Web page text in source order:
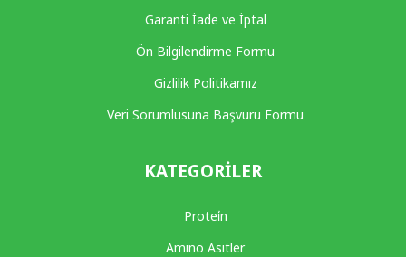
Garanti İade ve İptal
Ön Bilgilendirme Formu
Gizlilik Politikamız
Veri Sorumlusuna Başvuru Formu
KATEGORILER
Protei̇n
Amino Asitler